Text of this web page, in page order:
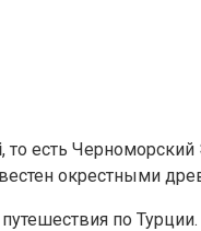
, то есть
окрестными
по